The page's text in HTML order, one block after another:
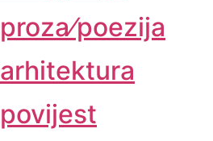
proza⁄poezija
arhitektura
povijest